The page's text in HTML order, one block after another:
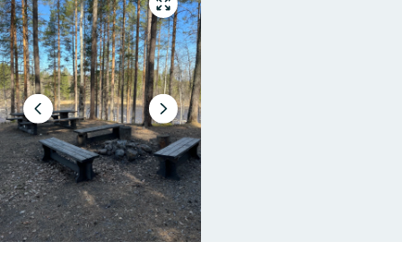
Gå
till
helskärmsläge
Föregående
bild
Nästa
bildspel